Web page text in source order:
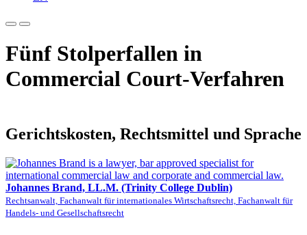
Fünf Stolperfallen in
Commercial Court-Verfahren
Gerichtskosten, Rechtsmittel und Sprache
Johannes Brand, LL.M. (Trinity College Dublin)
Rechtsanwalt, Fachanwalt für internationales Wirtschaftsrecht, Fachanwalt für
Handels- und Gesellschaftsrecht